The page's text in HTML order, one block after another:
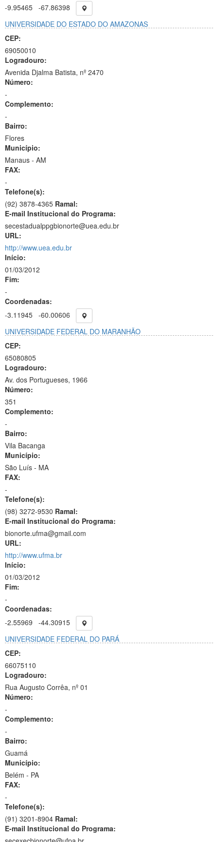
-9.95465 -67.86398
UNIVERSIDADE DO ESTADO DO AMAZONAS
CEP:
69050010
Logradouro:
Avenida Djalma Batista, nº 2470
Número:
-
Complemento:
-
Bairro:
Flores
Município:
Manaus - AM
FAX:
-
Telefone(s):
(92) 3878-4365 Ramal:
E-mail Institucional do Programa:
secestadualppgbionorte@uea.edu.br
URL:
http://www.uea.edu.br
Início:
01/03/2012
Fim:
-
Coordenadas:
-3.11945 -60.00606
UNIVERSIDADE FEDERAL DO MARANHÃO
CEP:
65080805
Logradouro:
Av. dos Portugueses, 1966
Número:
351
Complemento:
-
Bairro:
Vila Bacanga
Município:
São Luís - MA
FAX:
-
Telefone(s):
(98) 3272-9530 Ramal:
E-mail Institucional do Programa:
bionorte.ufma@gmail.com
URL:
http://www.ufma.br
Início:
01/03/2012
Fim:
-
Coordenadas:
-2.55969
-44.30915
UNIVERSIDADE FEDERAL DO PARÁ
CEP:
66075110
Logradouro:
Rua Augusto Corrêa, nº 01
Número:
-
Complemento:
-
Bairro:
Guamá
Município:
Belém - PA
FAX:
-
Telefone(s):
(91) 3201-8904 Ramal:
E-mail Institucional do Programa: